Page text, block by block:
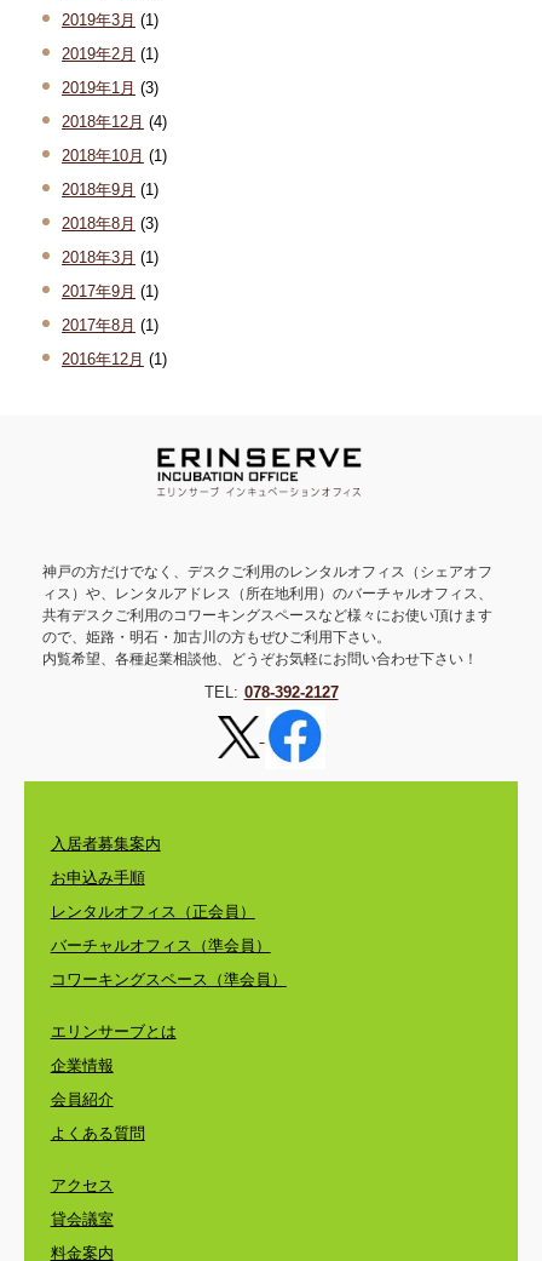
2019年3月 (1)
2019年2月 (1)
2019年1月 (3)
2018年12月 (4)
2018年10月 (1)
2018年9月 (1)
2018年8月 (3)
2018年3月 (1)
2017年9月 (1)
2017年8月 (1)
2016年12月 (1)
神戸の方だけでなく、デスクご利用のレンタルオフィス（シェアオフ
ィス）や、レンタルアドレス（所在地利用）のバーチャルオフィス、
共有デスクご利用のコワーキングスペースなど様々にお使い頂けます
ので、姫路・明石・加古川の方もぜひご利用下さい。
内覧希望、各種起業相談他、どうぞお気軽にお問い合わせ下さい！
TEL: 078-392-2127
入居者募集案内
お申込み手順
レンタルオフィス（正会員）
バーチャルオフィス（準会員）
コワーキングスペース（準会員）
エリンサーブとは
企業情報
会員紹介
よくある質問
アクセス
貸会議室
料金案内